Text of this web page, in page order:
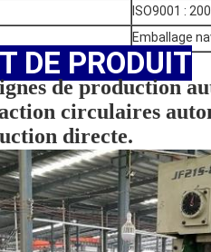
ISO9001 :
Emballage
DE PRODUIT
de production
circulaires
directe.